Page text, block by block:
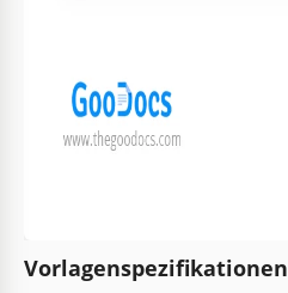
Vorlagenspezifikationen